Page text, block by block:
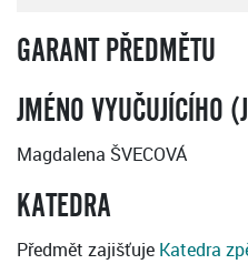
GARANT PŘEDMĚTU
JMÉNO VYUČUJÍCÍHO
Magdalena ŠVECOVÁ
KATEDRA
Předmět zajišťuje Katedra